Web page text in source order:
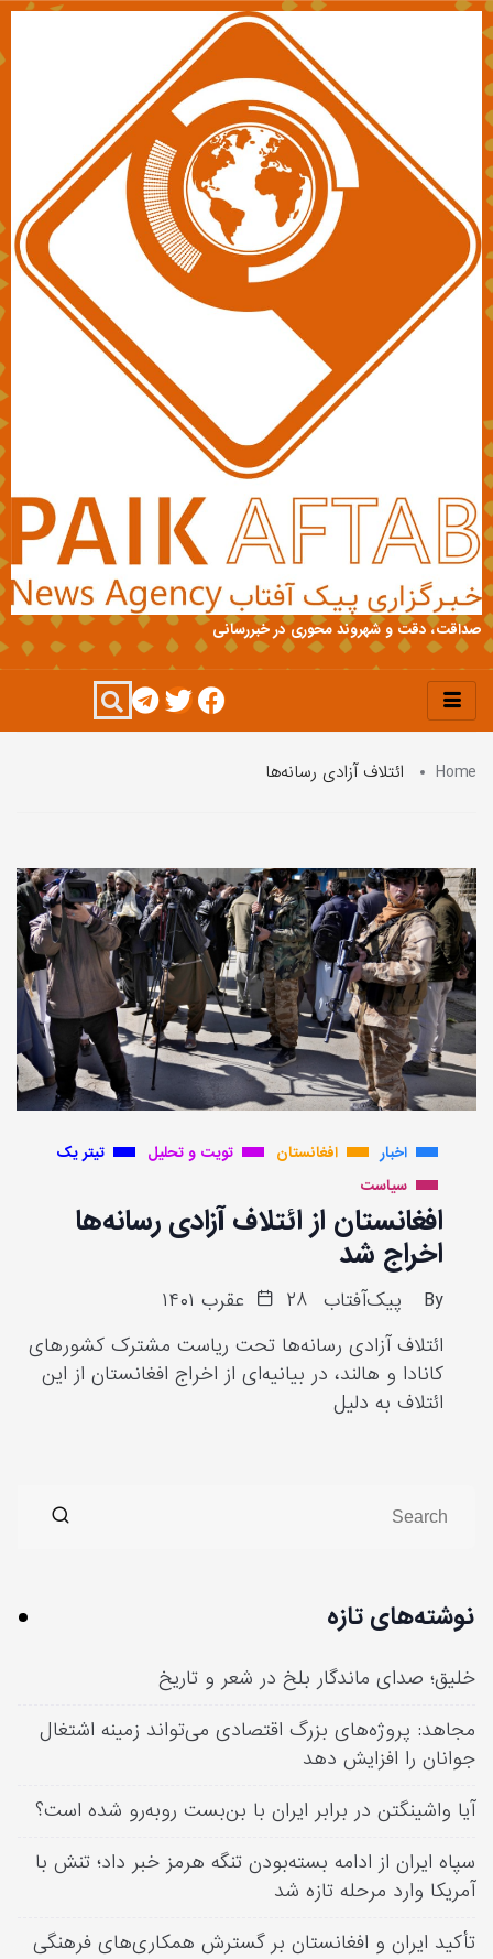
صداقت، دقت و شهروند محوری در خبررسانی
Home ائتلاف آزادی رسانه‌ها
اخبار افغانستان تویت و تحلیل
تیتر یک
سیاست
افغانستان از ائتلاف آزادی رسانه‌ها
اخراج شد
By پیک‌آفتاب
۲۸ عقرب ۱۴۰۱
ائتلاف آزادی رسانه‌ها تحت ریاست مشترک کشورهای
کانادا و هالند، در بیانیه‌ای از اخراج افغانستان از این
ائتلاف به دلیل
نوشته‌های تازه
خلیق؛ صدای ماندگار بلخ در شعر و تاریخ
مجاهد: پروژه‌های بزرگ اقتصادی می‌تواند زمینه اشتغال
جوانان را افزایش دهد
آیا واشینگتن در برابر ایران با بن‌بست روبه‌رو شده است؟
سپاه ایران از ادامه بسته‌بودن تنگه هرمز خبر داد؛ تنش با
آمریکا وارد مرحله تازه شد
تأکید ایران و افغانستان بر گسترش همکاری‌های فرهنگی